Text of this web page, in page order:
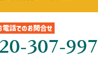
電話でのお問合せ
307-997